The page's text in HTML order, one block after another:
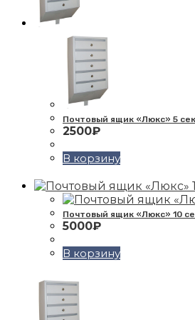
Почтовый ящик «Люкс» 5
2500₽
В корзину
Почтовый ящик «Люкс» 10
5000₽
В корзину